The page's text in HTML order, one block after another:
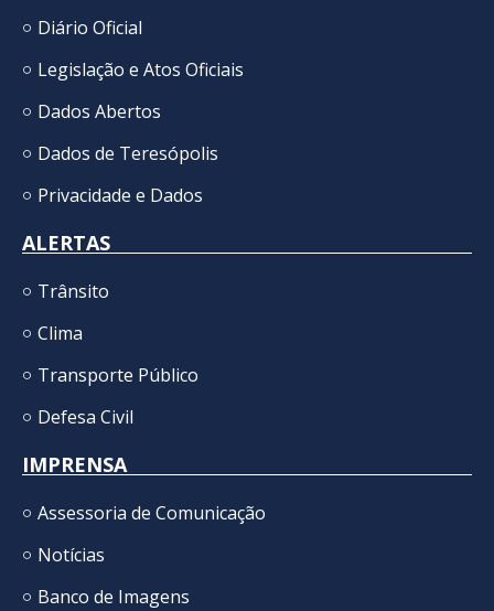
Diário Oficial
Legislação e Atos Oficiais
Dados Abertos
Dados de Teresópolis
Privacidade e Dados
ALERTAS
Trânsito
Clima
Transporte Público
Defesa Civil
IMPRENSA
Assessoria de Comunicação
Notícias
Banco de Imagens